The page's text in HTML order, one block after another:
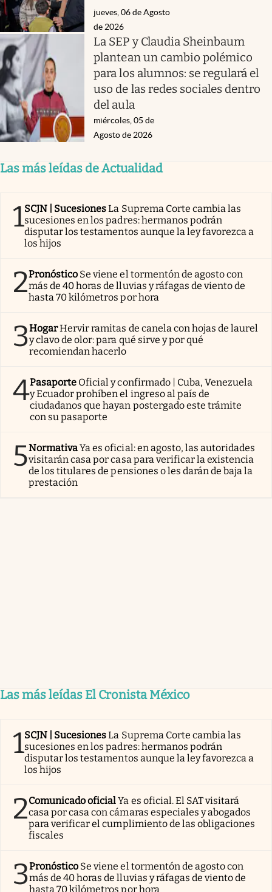
jueves, 06 de Agosto
de 2026
La SEP y Claudia Sheinbaum
plantean un cambio polémico
para los alumnos: se regulará el
uso de las redes sociales dentro
del aula
miércoles, 05 de
Agosto de 2026
Las más leídas de Actualidad
1SCJN | SucesionesLa Suprema Corte cambia las
sucesiones en los padres: hermanos podrán
disputar los testamentos aunque la ley favorezca a
los hijos
2Pronóstico Se viene el tormentón de agosto con
más de 40 horas de lluvias y ráfagas de viento de
hasta 70 kilómetros por hora
3HogarHervir ramitas de canela con hojas de laurel
y clavo de olor: para qué sirve y por qué
recomiendan hacerlo
4Pasaporte Oficial y confirmado | Cuba, Venezuela
y Ecuador prohíben el ingreso al país de
ciudadanos que hayan postergado este trámite
con su pasaporte
5NormativaYa es oficial: en agosto, las autoridades
visitarán casa por casa para verificar la existencia
de los titulares de pensiones o les darán de baja la
prestación
Las más leídas El Cronista México
1SCJN | SucesionesLa Suprema Corte cambia las
sucesiones en los padres: hermanos podrán
disputar los testamentos aunque la ley favorezca a
los hijos
2Comunicado oficialYa es oficial. El SAT visitará
casa por casa con cámaras especiales y abogados
para verificar el cumplimiento de las obligaciones
fiscales
3Pronóstico Se viene el tormentón de agosto con
más de 40 horas de lluvias y ráfagas de viento de
hasta 70 kilómetros por hora